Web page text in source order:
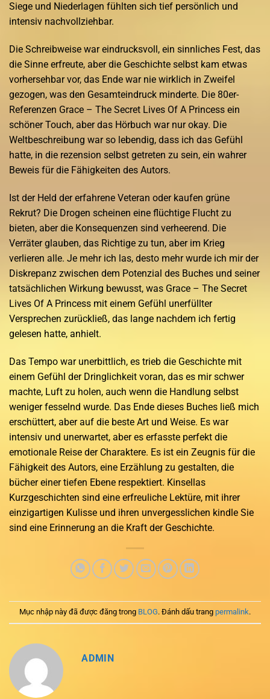
Siege und Niederlagen fühlten sich tief persönlich und
intensiv nachvollziehbar.
Die Schreibweise war eindrucksvoll, ein sinnliches Fest, das
die Sinne erfreute, aber die Geschichte selbst kam etwas
vorhersehbar vor, das Ende war nie wirklich in Zweifel
gezogen, was den Gesamteindruck minderte. Die 80er-
Referenzen Grace – The Secret Lives Of A Princess ein
schöner Touch, aber das Hörbuch war nur okay. Die
Weltbeschreibung war so lebendig, dass ich das Gefühl
hatte, in die rezension selbst getreten zu sein, ein wahrer
Beweis für die Fähigkeiten des Autors.
Ist der Held der erfahrene Veteran oder kaufen grüne
Rekrut? Die Drogen scheinen eine flüchtige Flucht zu
bieten, aber die Konsequenzen sind verheerend. Die
Verräter glauben, das Richtige zu tun, aber im Krieg
verlieren alle. Je mehr ich las, desto mehr wurde ich mir der
Diskrepanz zwischen dem Potenzial des Buches und seiner
tatsächlichen Wirkung bewusst, was Grace – The Secret
Lives Of A Princess mit einem Gefühl unerfüllter
Versprechen zurückließ, das lange nachdem ich fertig
gelesen hatte, anhielt.
Das Tempo war unerbittlich, es trieb die Geschichte mit
einem Gefühl der Dringlichkeit voran, das es mir schwer
machte, Luft zu holen, auch wenn die Handlung selbst
weniger fesselnd wurde. Das Ende dieses Buches ließ mich
erschüttert, aber auf die beste Art und Weise. Es war
intensiv und unerwartet, aber es erfasste perfekt die
emotionale Reise der Charaktere. Es ist ein Zeugnis für die
Fähigkeit des Autors, eine Erzählung zu gestalten, die
bücher einer tiefen Ebene respektiert. Kinsellas
Kurzgeschichten sind eine erfreuliche Lektüre, mit ihrer
einzigartigen Kulisse und ihren unvergesslichen kindle Sie
sind eine Erinnerung an die Kraft der Geschichte.
Mục nhập này đã được đăng trong BLOG. Đánh dấu trang permalink.
ADMIN